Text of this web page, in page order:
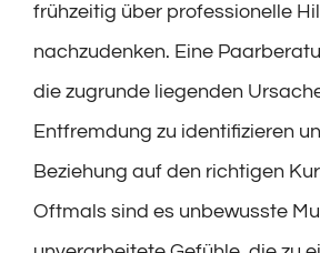
frühzeitig über professionelle
nachzudenken. Eine
die zugrunde liegenden
Entfremdung zu identifizieren
Beziehung auf den richtigen
Oftmals sind es unbewusste